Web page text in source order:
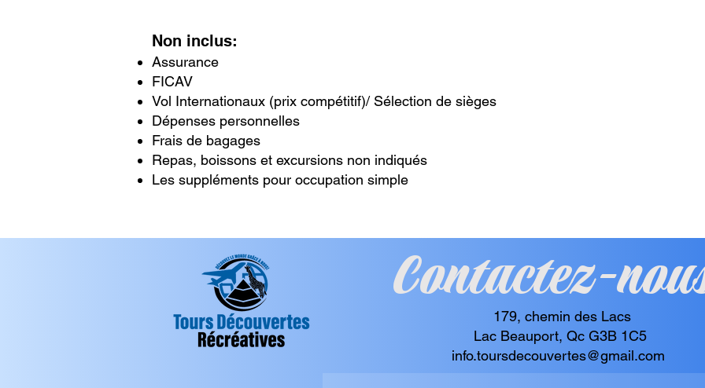
Non inclus: ​
Assurance
FICAV
Vol Internationaux (prix compétitif)/ Sélection de sièges
Dépenses personnelles
Frais de bagages
Repas, boissons et excursions non indiqués
Les suppléments pour occupation simple
Contactez-
179, chemin des Lacs
Lac Beauport, Qc G3B 1C5
info.toursdecouvertes@gmail.com